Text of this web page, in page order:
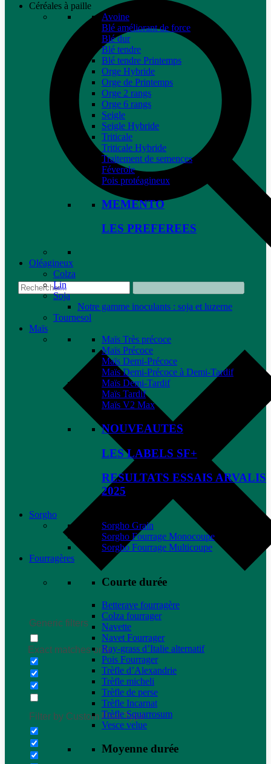
Generic filters
Exact matches only
Filter by Custom Post Type
Céréales à paille
Avoine
Blé améliorant de force
Blé dur
Blé tendre
Blé tendre Printemps
Orge Hybride
Orge de Printemps
Orge 2 rangs
Orge 6 rangs
Seigle
Seigle Hybride
Triticale
Triticale Hybride
Traitement de semences
Féverole
Pois protéagineux
MEMENTO
LES PREFEREES
Oléagineux
Colza
Lin
Soja
Notre gamme inoculants : soja et luzerne
Tournesol
Maïs
Maïs Très précoce
Maïs Précoce
Maïs Demi-Précoce
Maïs Demi-Précoce à Demi-Tardif
Maïs Demi-Tardif
Maïs Tardif
Maïs V2 Max
NOUVEAUTES
LES LABELS SF+
RESULTATS ESSAIS ARVALIS
2025
Sorgho
Sorgho Grain
Sorgho Fourrage Monocoupe
Sorgho Fourrage Multicoupe
Fourragères
Courte durée
Betterave fourragère
Colza fourrager
Navette
Navet Fourrager
Ray-grass d’Italie alternatif
Pois Fourrager
Trèfle d’Alexandrie
Trèfle micheli
Trèfle de perse
Trèfle Incarnat
Trèfle Squarrosum
Vesce velue
Moyenne durée